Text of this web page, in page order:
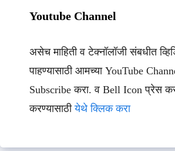
Youtube Channel
असेच माहिती व टेक्नॉलॉजी संबधीत
पाहण्यासाठी आमच्या YouTube
Subscribe करा. व Bell Icon प्रेस
करण्यासाठीयेथे क्लिक करा